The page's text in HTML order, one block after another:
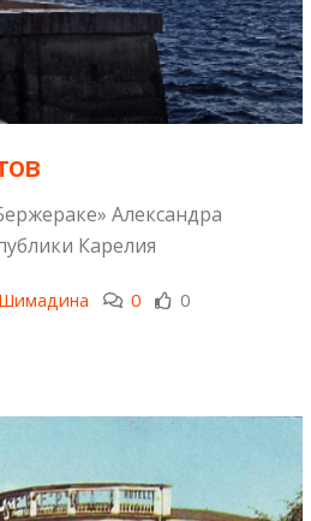
Александра
Карелия
0 0